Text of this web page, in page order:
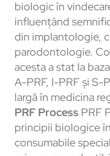
biologic în
influențând
din implantologie,
parodontologie.
acesta a stat la
A-PRF, I-PRF și S-
largă în medicina
PRF Process PRF
principii biologice
consumabile